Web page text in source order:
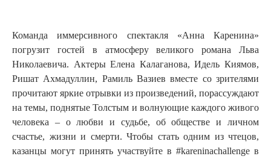
Команда иммерсивного спектакля «Анна Каренина»
погрузит гостей в атмосферу великого романа Льва
Николаевича. Актеры Елена Калаганова, Идель Киямов,
Ришат Ахмадуллин, Рамиль Вазиев вместе со зрителями
прочитают яркие отрывки из произведений, порассуждают
на темы, поднятые Толстым и волнующие каждого живого
человека – о любви и судьбе, об обществе и личном
счастье, жизни и смерти. Чтобы стать одним из чтецов,
казанцы могут принять участвуйте в #kareninachallenge в